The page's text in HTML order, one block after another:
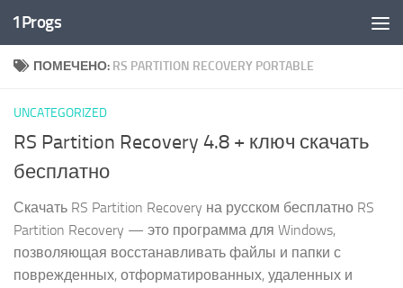
Перейти к содержимому
1Progs
ПОМЕЧЕНО: RS PARTITION RECOVERY PORTABLE
UNCATEGORIZED
RS Partition Recovery 4.8 + ключ скачать
бесплатно
Скачать RS Partition Recovery на русском бесплатно RS
Partition Recovery — это программа для Windows,
позволяющая восстанавливать файлы и папки с
поврежденных, отформатированных, удаленных и